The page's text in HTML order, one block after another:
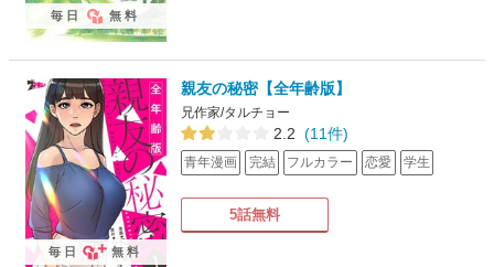
毎日 無料
親友の秘密【全年齢版】
兄作家/タルチョー
2.2 (11件)
青年漫画 完結 フルカラー 恋愛 学生
5話無料
毎日 無料